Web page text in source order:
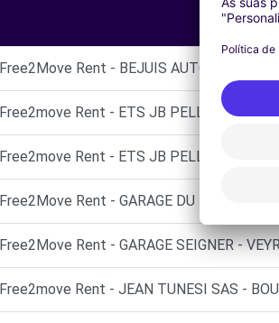
Free2Move Rent - BEJUIS AUTO -
Free2move Rent - ETS JB PELLET -
Free2move Rent - ETS JB PELLET -
Free2Move Rent - GARAGE DU REPLAT
Free2Move Rent - GARAGE SEIGNER -
Free2move Rent - JEAN TUNESI SAS -